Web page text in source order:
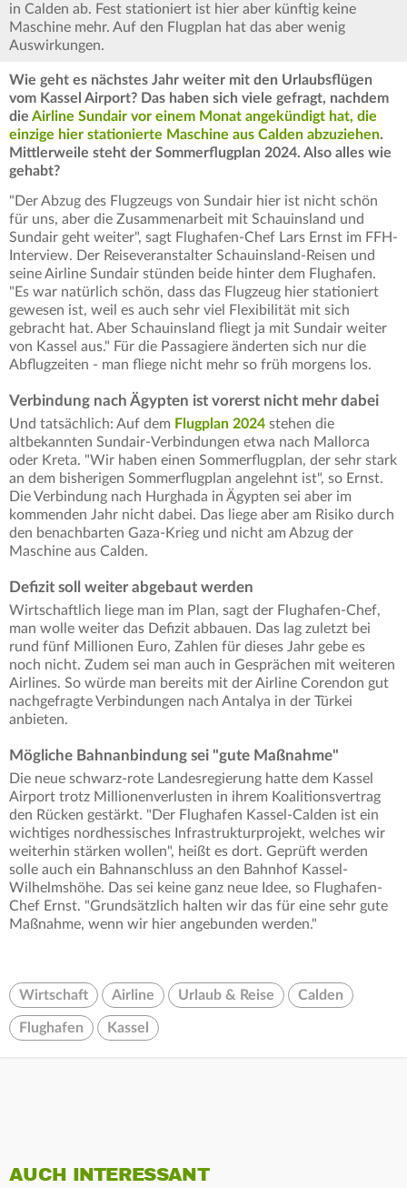
in Calden ab. Fest stationiert ist hier aber künftig keine
Maschine mehr. Auf den Flugplan hat das aber wenig
Auswirkungen.
Wie geht es nächstes Jahr weiter mit den Urlaubsflügen
vom Kassel Airport? Das haben sich viele gefragt, nachdem
die Airline Sundair vor einem Monat angekündigt hat, die
einzige hier stationierte Maschine aus Calden abzuziehen.
Mittlerweile steht der Sommerflugplan 2024. Also alles wie
gehabt?
"Der Abzug des Flugzeugs von Sundair hier ist nicht schön
für uns, aber die Zusammenarbeit mit Schauinsland und
Sundair geht weiter", sagt Flughafen-Chef Lars Ernst im FFH-
Interview. Der Reiseveranstalter Schauinsland-Reisen und
seine Airline Sundair stünden beide hinter dem Flughafen.
"Es war natürlich schön, dass das Flugzeug hier stationiert
gewesen ist, weil es auch sehr viel Flexibilität mit sich
gebracht hat. Aber Schauinsland fliegt ja mit Sundair weiter
von Kassel aus." Für die Passagiere änderten sich nur die
Abflugzeiten - man fliege nicht mehr so früh morgens los.
Verbindung nach Ägypten ist vorerst nicht mehr dabei
Und tatsächlich: Auf dem Flugplan 2024 stehen die
altbekannten Sundair-Verbindungen etwa nach Mallorca
oder Kreta. "Wir haben einen Sommerflugplan, der sehr stark
an dem bisherigen Sommerflugplan angelehnt ist", so Ernst.
Die Verbindung nach Hurghada in Ägypten sei aber im
kommenden Jahr nicht dabei. Das liege aber am Risiko durch
den benachbarten Gaza-Krieg und nicht am Abzug der
Maschine aus Calden.
Defizit soll weiter abgebaut werden
Wirtschaftlich liege man im Plan, sagt der Flughafen-Chef,
man wolle weiter das Defizit abbauen. Das lag zuletzt bei
rund fünf Millionen Euro, Zahlen für dieses Jahr gebe es
noch nicht. Zudem sei man auch in Gesprächen mit weiteren
Airlines. So würde man bereits mit der Airline Corendon gut
nachgefragte Verbindungen nach Antalya in der Türkei
anbieten.
Mögliche Bahnanbindung sei "gute Maßnahme"
Die neue schwarz-rote Landesregierung hatte dem Kassel
Airport trotz Millionenverlusten in ihrem Koalitionsvertrag
den Rücken gestärkt. "Der Flughafen Kassel-Calden ist ein
wichtiges nordhessisches Infrastrukturprojekt, welches wir
weiterhin stärken wollen", heißt es dort. Geprüft werden
solle auch ein Bahnanschluss an den Bahnhof Kassel-
Wilhelmshöhe. Das sei keine ganz neue Idee, so Flughafen-
Chef Ernst. "Grundsätzlich halten wir das für eine sehr gute
Maßnahme, wenn wir hier angebunden werden."
Wirtschaft Airline Urlaub & Reise Calden
Flughafen Kassel
AUCH INTERESSANT